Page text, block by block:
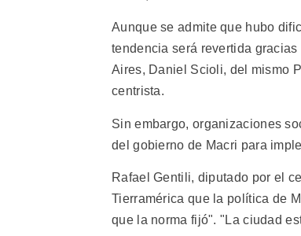
Aunque se admite que hubo
tendencia será revertida
Aires, Daniel Scioli, del mismo
centrista.
Sin embargo, organizaciones
del gobierno de Macri para
Rafael Gentili, diputado por el
Tierramérica que la política de
que la norma fijó". "La ciudad